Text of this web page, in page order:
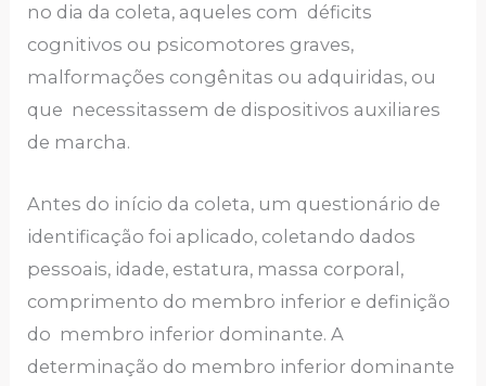
no dia da coleta, aqueles com déficits
cognitivos ou psicomotores graves,
malformações congênitas ou adquiridas, ou
que necessitassem de dispositivos auxiliares
de marcha.
Antes do início da coleta, um questionário de
identificação foi aplicado, coletando dados
pessoais, idade, estatura, massa corporal,
comprimento do membro inferior e definição
do membro inferior dominante. A
determinação do membro inferior dominante